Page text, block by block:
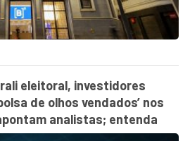
eleitoral, investidores
de olhos vendados’ nos
analistas; entenda